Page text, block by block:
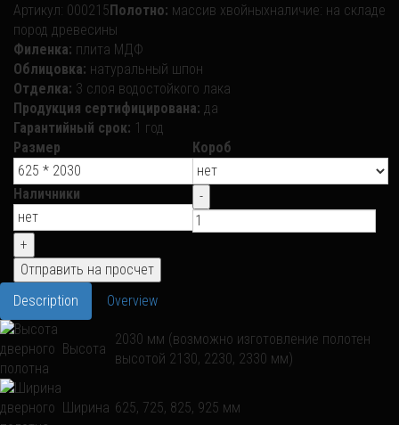
наличие: на складе
Артикул: 000215Полотно: массив хвойных
пород древесины
Филенка: плита МДФ
Облицовка: натуральный шпон
Отделка: 3 слоя водостойкого лака
Продукция сертифицирована: да
Гарантийный срок: 1 год
Размер
Короб
Наличники
Description Overview
Высота
2030 мм (возможно изготовление полотен
высотой 2130, 2230, 2330 мм)
Ширина 625, 725, 825, 925 мм